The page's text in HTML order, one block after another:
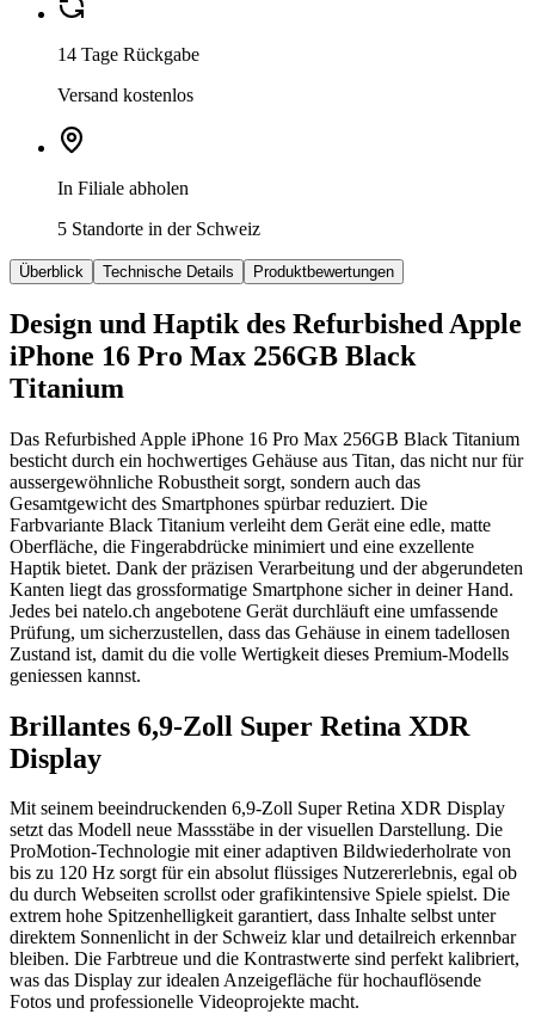
14 Tage Rückgabe
Versand kostenlos
In Filiale abholen
5 Standorte in der Schweiz
Überblick Technische Details Produktbewertungen
Design und Haptik des Refurbished Apple
iPhone 16 Pro Max 256GB Black
Titanium
Das Refurbished Apple iPhone 16 Pro Max 256GB Black Titanium
besticht durch ein hochwertiges Gehäuse aus Titan, das nicht nur für
aussergewöhnliche Robustheit sorgt, sondern auch das
Gesamtgewicht des Smartphones spürbar reduziert. Die
Farbvariante Black Titanium verleiht dem Gerät eine edle, matte
Oberfläche, die Fingerabdrücke minimiert und eine exzellente
Haptik bietet. Dank der präzisen Verarbeitung und der abgerundeten
Kanten liegt das grossformatige Smartphone sicher in deiner Hand.
Jedes bei natelo.ch angebotene Gerät durchläuft eine umfassende
Prüfung, um sicherzustellen, dass das Gehäuse in einem tadellosen
Zustand ist, damit du die volle Wertigkeit dieses Premium-Modells
geniessen kannst.
Brillantes 6,9-Zoll Super Retina XDR
Display
Mit seinem beeindruckenden 6,9-Zoll Super Retina XDR Display
setzt das Modell neue Massstäbe in der visuellen Darstellung. Die
ProMotion-Technologie mit einer adaptiven Bildwiederholrate von
bis zu 120 Hz sorgt für ein absolut flüssiges Nutzererlebnis, egal ob
du durch Webseiten scrollst oder grafikintensive Spiele spielst. Die
extrem hohe Spitzenhelligkeit garantiert, dass Inhalte selbst unter
direktem Sonnenlicht in der Schweiz klar und detailreich erkennbar
bleiben. Die Farbtreue und die Kontrastwerte sind perfekt kalibriert,
was das Display zur idealen Anzeigefläche für hochauflösende
Fotos und professionelle Videoprojekte macht.